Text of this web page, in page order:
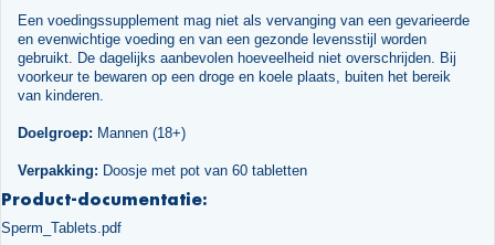
Een voedingssupplement mag niet als vervanging van een gevarieerde
en evenwichtige voeding en van een gezonde levensstijl worden
gebruikt. De dagelijks aanbevolen hoeveelheid niet overschrijden. Bij
voorkeur te bewaren op een droge en koele plaats, buiten het bereik
van kinderen.
Doelgroep: Mannen (18+)
Verpakking: Doosje met pot van 60 tabletten
Product-documentatie:
Sperm_Tablets.pdf